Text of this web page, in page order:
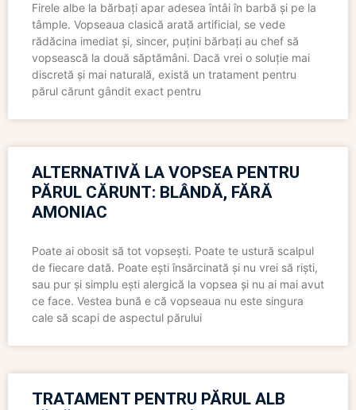
Firele albe la bărbați apar adesea întâi în barbă și pe la
tâmple. Vopseaua clasică arată artificial, se vede
rădăcina imediat și, sincer, puțini bărbați au chef să
vopsească la două săptămâni. Dacă vrei o soluție mai
discretă și mai naturală, există un tratament pentru
părul cărunt gândit exact pentru
ALTERNATIVĂ LA VOPSEA PENTRU
PĂRUL CĂRUNT: BLÂNDĂ, FĂRĂ
AMONIAC
Poate ai obosit să tot vopsești. Poate te ustură scalpul
de fiecare dată. Poate ești însărcinată și nu vrei să riști,
sau pur și simplu ești alergică la vopsea și nu ai mai avut
ce face. Vestea bună e că vopseaua nu este singura
cale să scapi de aspectul părului
TRATAMENT PENTRU PĂRUL ALB